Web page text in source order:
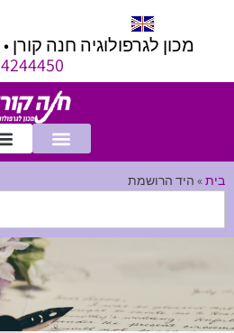
מכון לגרפולוגיה חנה קורן •
4244450
בית » היד הרושמת